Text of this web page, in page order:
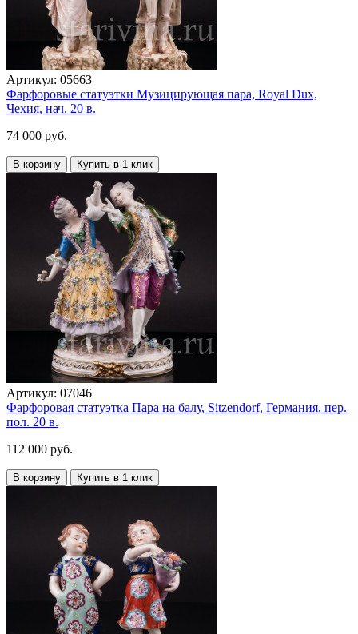
Артикул: 05663
Фарфоровые статуэтки Музицирующая пара, Royal Dux,
Чехия, нач. 20 в.
74 000 руб.
В корзину Купить в 1 клик
Артикул: 07046
Фарфоровая статуэтка Пара на балу, Sitzendorf, Германия, пер.
пол. 20 в.
112 000 руб.
В корзину Купить в 1 клик